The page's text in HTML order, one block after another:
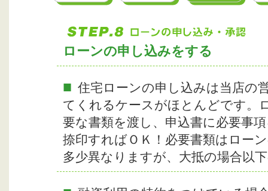
ローンの申し込みをする
■ 住宅ローンの申し込みは当店の
てくれるケースがほとんどです。
要な書類を渡し、申込書に必要事
捺印すればＯＫ！必要書類はロー
多少異なりますが、大抵の場合以